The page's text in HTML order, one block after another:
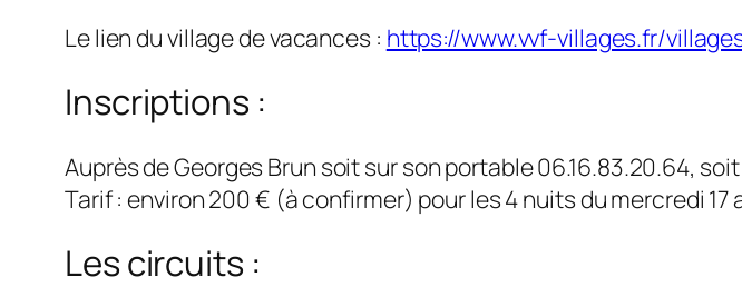
Le lien du village de vacances : https://www.vvf-villages.fr/
Inscriptions :
Auprès de Georges Brun soit sur son portable 06.16.83.20.64,
Tarif : environ 200 € (à confirmer) pour les 4 nuits du mercredi 17
Les circuits :